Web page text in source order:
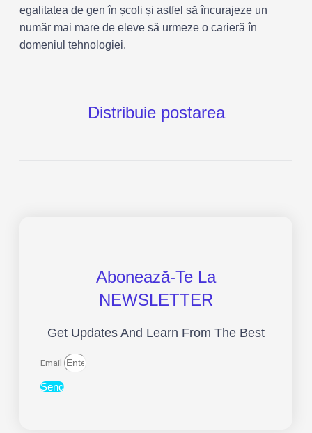
egalitatea de gen în școli și astfel să încurajeze un
număr mai mare de eleve să urmeze o carieră în
domeniul tehnologiei.
Distribuie postarea
Abonează-Te La
NEWSLETTER
Get Updates And Learn From The Best
Email
Send